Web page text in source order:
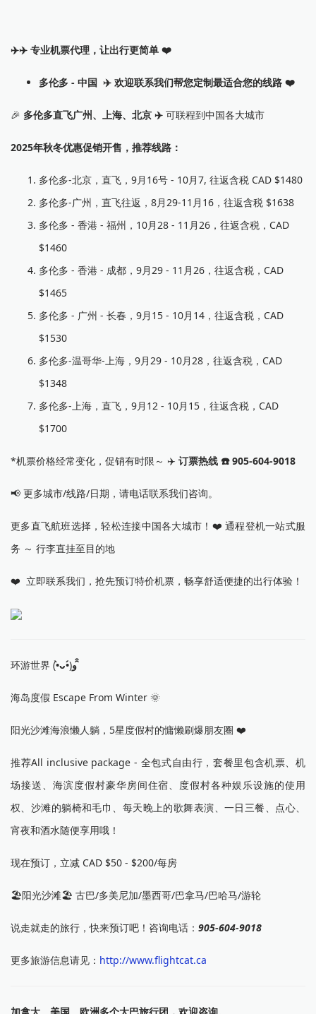
✈️✈️ 专业机票代理，让出行更简单 ❤️
多伦多 - 中国 ✈️ 欢迎联系我们帮您定制最适合您的线路 ❤️
🎉 多伦多直飞广州、上海、北京 ✈️ 可联程到中国各大城市
2025年秋冬优惠促销开售，推荐线路：
多伦多-北京，直飞，9月16号 - 10月7, 往返含税 CAD $1480
多伦多-广州，直飞往返，8月29-11月16，往返含税 $1638
多伦多 - 香港 - 福州，10月28 - 11月26，往返含税，CAD
$1460
多伦多 - 香港 - 成都，9月29 - 11月26，往返含税，CAD
$1465
多伦多 - 广州 - 长春，9月15 - 10月14，往返含税，CAD
$1530
多伦多-温哥华-上海，9月29 - 10月28，往返含税，CAD
$1348
多伦多-上海，直飞，9月12 - 10月15，往返含税，CAD
$1700
*机票价格经常变化，促销有时限～ ✈️ 订票热线 ☎️ 905-604-9018
📢 更多城市/线路/日期，请电话联系我们咨询。
更多直飞航班选择，轻松连接中国各大城市！❤️ 通程登机一站式服
务 ～ 行李直挂至目的地
❤️ 立即联系我们，抢先预订特价机票，畅享舒适便捷的出行体验！
环游世界 (•̀ᴗ•́) و ̑̑
海岛度假 Escape From Winter 🌞
阳光沙滩海浪懒人躺，5星度假村的慵懒刷爆朋友圈 ❤️
推荐All inclusive package - 全包式自由行，套餐里包含机票、机
场接送、海滨度假村豪华房间住宿、度假村各种娱乐设施的使用
权、沙滩的躺椅和毛巾、每天晚上的歌舞表演、一日三餐、点心、
宵夜和酒水随便享用哦！
现在预订，立减 CAD $50 - $200/每房
🏖️阳光沙滩🏖️ 古巴/多美尼加/墨西哥/巴拿马/巴哈马/游轮
说走就走的旅行，快来预订吧！咨询电话： 905-604-9018
更多旅游信息请见： http://www.flightcat.ca